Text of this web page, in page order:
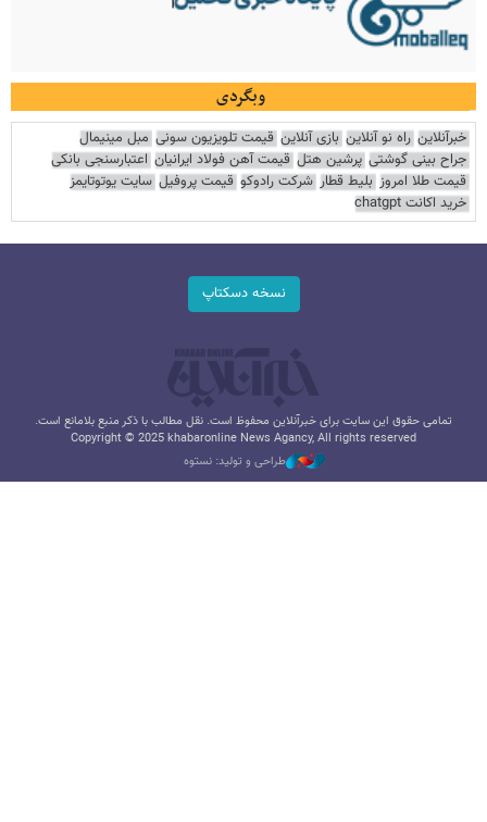
وبگردی
خبرآنلاین راه نو آنلاین بازی آنلاین قیمت تلویزیون سونی مبل مینیمال
جراح بینی گوشتی پرشین هتل قیمت آهن فولاد ایرانیان اعتبارسنجی بانکی
قیمت طلا امروز بلیط قطار شرکت رادوکو قیمت پروفیل سایت یوتوتایمز
خرید اکانت chatgpt
نسخه دسکتاپ
تمامی حقوق این سایت برای خبرآنلاین محفوظ است. نقل مطالب با ذکر منبع بلامانع است.
Copyright © 2025 khabaronline News Agancy, All rights reserved
طراحی و تولید: نستوه